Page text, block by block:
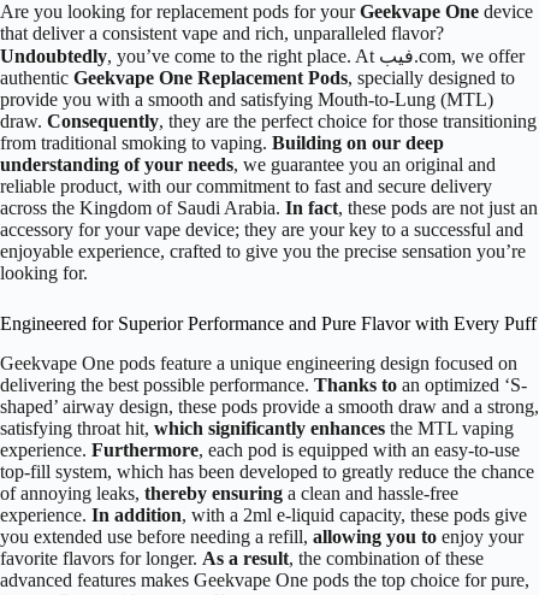
Are you looking for replacement pods for yourGeekvape One device
that deliver a consistent vape and rich, unparalleled flavor?
Undoubtedly, you’ve come to the right place. At فيب.com, we offer
authentic Geekvape One Replacement Pods, specially designed to
provide you with a smooth and satisfying Mouth-to-Lung (MTL)
draw. Consequently, they are the perfect choice for those transitioning
from traditional smoking to vaping. Building on our deep
understanding of your needs, we guarantee you an original and
reliable product, with our commitment to fast and secure delivery
across the Kingdom of Saudi Arabia. In fact, these pods are not just an
accessory for your vape device; they are your key to a successful and
enjoyable experience, crafted to give you the precise sensation you’re
looking for.
Engineered for Superior Performance and Pure Flavor with Every Puff
Geekvape One pods feature a unique engineering design focused on
delivering the best possible performance. Thanks to an optimized ‘S-
shaped’ airway design, these pods provide a smooth draw and a strong,
satisfying throat hit, which significantly enhances the MTL vaping
experience. Furthermore, each pod is equipped with an easy-to-use
top-fill system, which has been developed to greatly reduce the chance
of annoying leaks, thereby ensuring a clean and hassle-free
experience. In addition, with a 2ml e-liquid capacity, these pods give
you extended use before needing a refill, allowing you to enjoy your
favorite flavors for longer. As a result, the combination of these
advanced features makes Geekvape One pods the top choice for pure,